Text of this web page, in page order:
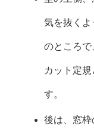
気を抜く
のところで
カット定
す。
後は、窓